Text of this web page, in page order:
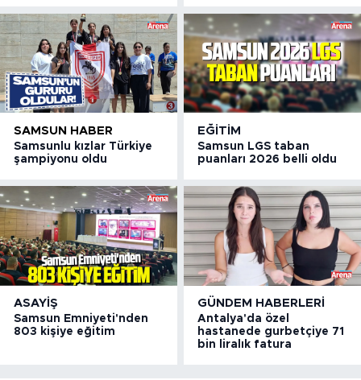
SAMSUN HABER
Samsunlu kızlar Türkiye
şampiyonu oldu
EĞITIM
Samsun LGS taban
puanları 2026 belli oldu
ASAYIŞ
Samsun Emniyeti'nden
803 kişiye eğitim
GÜNDEM HABERLERI
Antalya'da özel
hastanede gurbetçiye 71
bin liralık fatura